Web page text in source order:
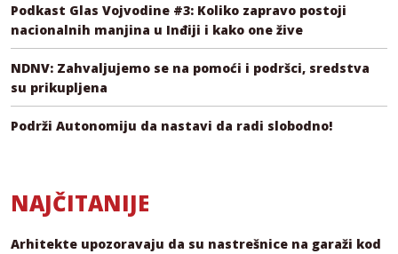
Podkast Glas Vojvodine #3: Koliko zapravo postoji
nacionalnih manjina u Inđiji i kako one žive
NDNV: Zahvaljujemo se na pomoći i podršci, sredstva
su prikupljena
Podrži Autonomiju da nastavi da radi slobodno!
NAJČITANIJE
Arhitekte upozoravaju da su nastrešnice na garaži kod